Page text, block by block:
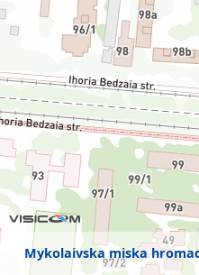
Mykolaivska miska